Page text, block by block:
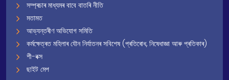
সম্প্ৰচাৰ মাধ্যমৰ বাবে বাতৰি নীতি
মতামত
আভ্যন্তৰীণ অভিযোগ সমিতি
কৰ্মক্ষেত্ৰত মহিলাৰ যৌন নিৰ্যাতনৰ সবিশেষ (প্ৰতিৰোধ, নিষেধাজ্ঞা আৰু প্ৰতিকাৰ)
শী-বক্স
ছাইট মেপ